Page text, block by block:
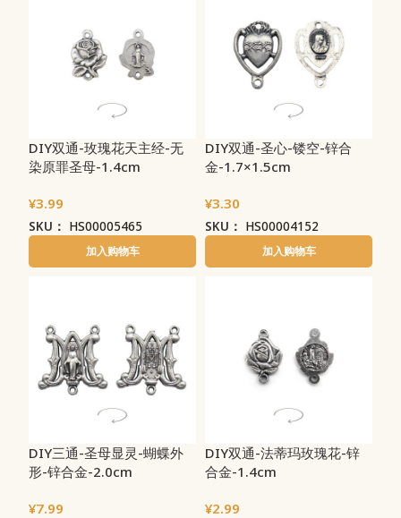
DIY双通-玫瑰花天主经-无
染原罪圣母-1.4cm
¥3.99
SKU： HS00005465
加入购物车
DIY双通-圣心-镂空-锌合
金-1.7×1.5cm
¥3.30
SKU： HS00004152
加入购物车
DIY三通-圣母显灵-蝴蝶外
形-锌合金-2.0cm
¥7.99
DIY双通-法蒂玛玫瑰花-锌
合金-1.4cm
¥2.99